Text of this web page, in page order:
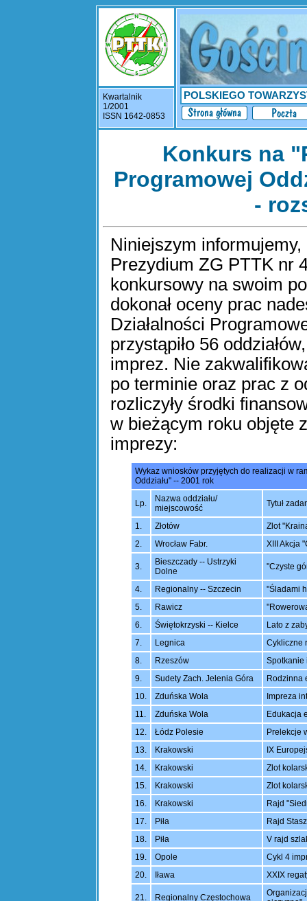
POLSKIEGO
Kwartalnik
1/2001
ISSN 1642-0853
Konkurs na
Programowej
-
Niniejszym informujemy,
Prezydium ZG PTTK nr
konkursowy na swoim
dokonał oceny prac
Działalności
przystąpiło 56
imprez. Nie
po terminie oraz prac z
rozliczyły środki
w bieżącym roku objęte
imprezy:
Wykaz wniosków przyjętych do realizacji w
Oddziału" -- 2001 rok
Lp.
Nazwa oddziału/
miejscowość
Tytuł
1. Złotów
Zlot
2.
Wrocław Fabr. XIII Akcja
3.
Bieszczady -- Ustrzyki
Dolne
"Czyste
4. Regionalny -- Szczecin
"Śladami
5.
Rawicz
6.
Świętokrzyski -- Kielce
Lato z
7.
Legnica
Cykliczne
8.
Rzeszów
Spotkanie
9.
Sudety Zach. Jelenia Góra
Rodzinna
10.
Zduńska Wola
Impreza
11.
Zduńska Wola
Edukacja
12.
Łódz Polesie
Prelekcje
13.
Krakowski
IX
14.
Krakowski
Zlot
15.
Krakowski
Zlot
16.
Krakowski
Rajd
17.
Piła
Rajd
18.
Piła
V rajd
19.
Opole
Cykl 4
20.
Iława XXIX
21. Regionalny Częstochowa